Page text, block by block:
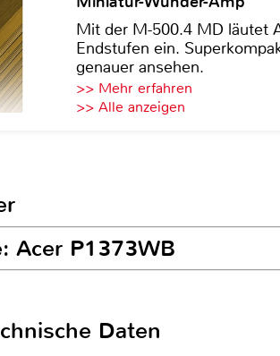
Mit der M-500.4 MD läutet
Endstufen ein.
genauer ansehen.
>> Mehr erfahren
>> Alle anzeigen
Acer P1373WB
Daten